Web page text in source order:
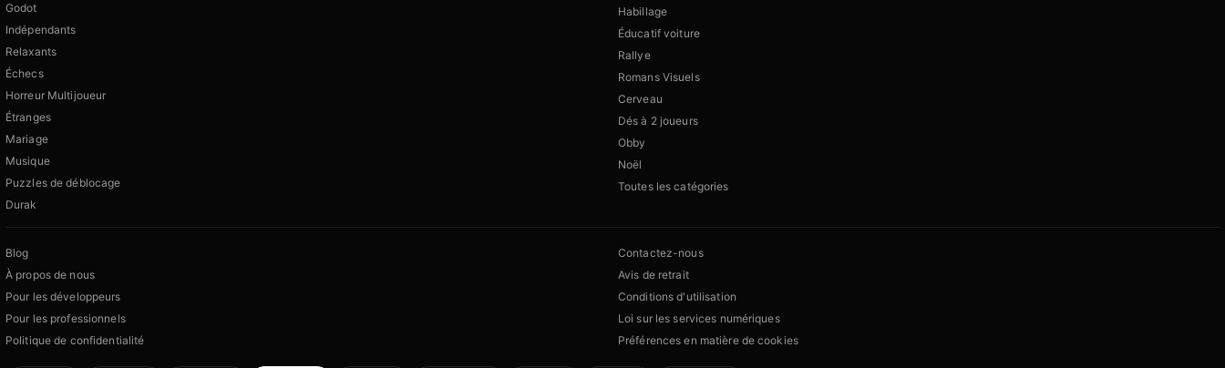
Godot
Indépendants
Relaxants
Échecs
Horreur Multijoueur
Étranges
Mariage
Musique
Puzzles de déblocage
Durak
Habillage
Éducatif voiture
Rallye
Romans Visuels
Cerveau
Dés à 2 joueurs
Obby
Noël
Toutes les catégories
Blog
À propos de nous
Pour les développeurs
Pour les professionnels
Politique de confidentialité
Contactez-nous
Avis de retrait
Conditions d'utilisation
Loi sur les services numériques
Préférences en matière de cookies